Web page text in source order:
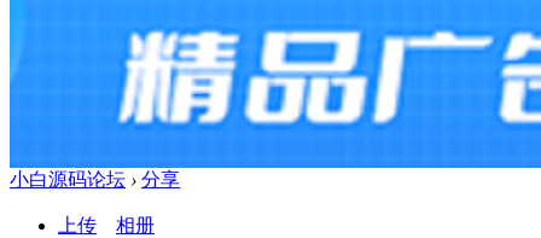
小白源码论坛 › 分享
上传
相册